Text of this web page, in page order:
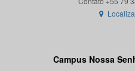
Campus Nossa